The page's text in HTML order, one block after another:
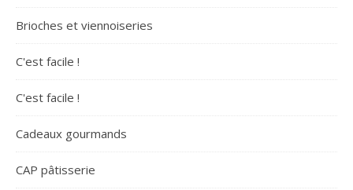
Brioches et viennoiseries
C'est facile !
C'est facile !
Cadeaux gourmands
CAP pâtisserie